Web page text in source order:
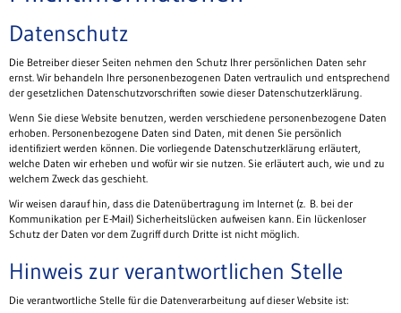
Datenschutz
Die Betreiber dieser Seiten nehmen den Schutz Ihrer persönlichen Daten sehr
ernst. Wir behandeln Ihre personenbezogenen Daten vertraulich und entsprechend
der gesetzlichen Datenschutzvorschriften sowie dieser Datenschutzerklärung.
Wenn Sie diese Website benutzen, werden verschiedene personenbezogene Daten
erhoben. Personenbezogene Daten sind Daten, mit denen Sie persönlich
identifiziert werden können. Die vorliegende Datenschutzerklärung erläutert,
welche Daten wir erheben und wofür wir sie nutzen. Sie erläutert auch, wie und zu
welchem Zweck das geschieht.
Wir weisen darauf hin, dass die Datenübertragung im Internet (z. B. bei der
Kommunikation per E-Mail) Sicherheitslücken aufweisen kann. Ein lückenloser
Schutz der Daten vor dem Zugriff durch Dritte ist nicht möglich.
Hinweis zur verantwortlichen Stelle
Die verantwortliche Stelle für die Datenverarbeitung auf dieser Website ist: